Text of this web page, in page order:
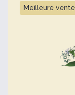
Meilleure vente